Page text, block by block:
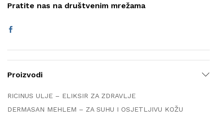
Pratite nas na društvenim mrežama
Proizvodi
RICINUS ULJE – ELIKSIR ZA ZDRAVLJE
DERMASAN MEHLEM – ZA SUHU I OSJETLJIVU KOŽU